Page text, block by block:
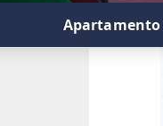
Apartamento